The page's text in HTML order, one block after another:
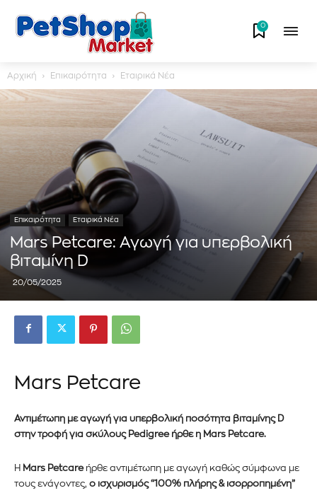
0
Αρχική Επικαιρότητα Εταιρικά Νέα
Επικαιρότητα Εταιρικά Νέα
Mars Petcare: Αγωγή για υπερβολική
βιταμίνη D
20/05/2025
Mars Petcare
Αντιμέτωπη μεαγωγή για υπερβολική ποσότητα βιταμίνης D
στην τροφή για σκύλους Pedigreeήρθε η Mars Petcare.
Η Mars Petcare ήρθε αντιμέτωπη με αγωγή καθώς σύμφωνα με
τους ενάγοντες, ο ισχυρισμός “100% πλήρης & ισορροπημένη”